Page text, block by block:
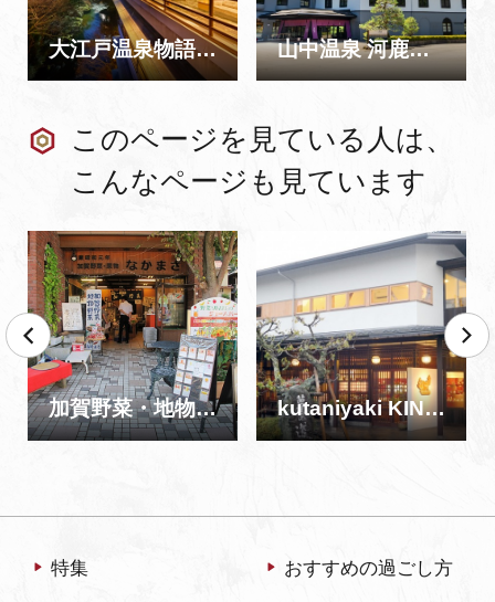
大江戸温泉物語 Premium よしのや依緑園 山中温泉 河鹿荘（2025.8.1オープン）
このページを見ている人は、
こんなページも見ています
加賀野菜・地物野菜 なかまさ kutaniyaki KINUYA
特集 おすすめの過ごし方